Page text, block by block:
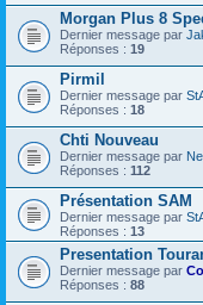
Morgan Plus 8
Dernier message par
Réponses : 19
Pirmil
Dernier message par
Réponses : 18
Chti Nouveau
Dernier message par
Réponses : 112
Présentation SAM
Dernier message par
Réponses : 13
Presentation
Dernier message par
Réponses : 88